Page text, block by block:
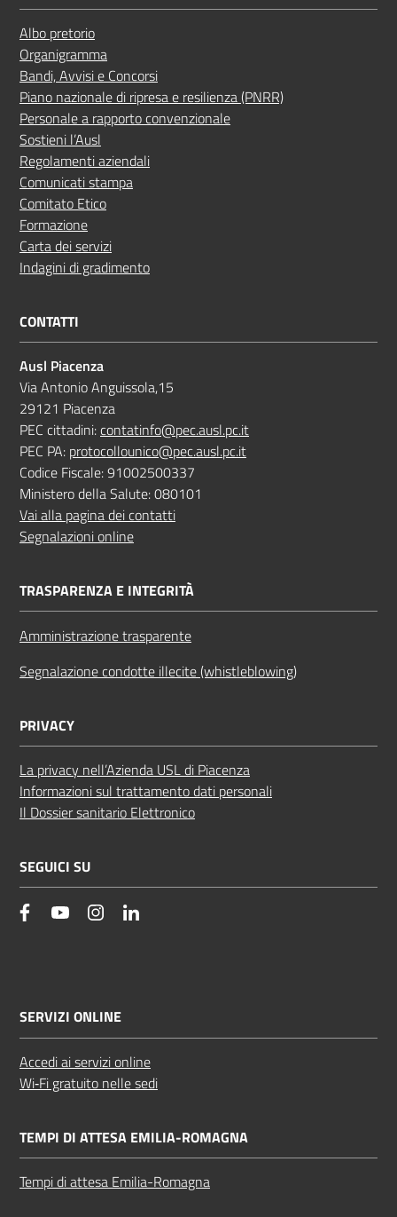
Albo pretorio
Organigramma
Bandi, Avvisi e Concorsi
Piano nazionale di ripresa e resilienza (PNRR)
Personale a rapporto convenzionale
Sostieni l’Ausl
Regolamenti aziendali
Comunicati stampa
Comitato Etico
Formazione
Carta dei servizi
Indagini di gradimento
CONTATTI
Ausl Piacenza
Via Antonio Anguissola,15
29121 Piacenza
PEC cittadini:contatinfo@pec.ausl.pc.it
PEC PA: protocollounico@pec.ausl.pc.it
Codice Fiscale: 91002500337
Ministero della Salute: 080101
Vai alla pagina dei contatti
Segnalazioni online
TRASPARENZA E INTEGRITÀ
Amministrazione trasparente
Segnalazione condotte illecite (whistleblowing)
PRIVACY
La privacy nell’Azienda USL di Piacenza
Informazioni sul trattamento dati personali
Il Dossier sanitario Elettronico
SEGUICI SU
facebookYouTube Instagram
SERVIZI ONLINE
Accedi ai servizi online
Wi‑Fi gratuito nelle sedi
TEMPI DI ATTESA EMILIA-ROMAGNA
Tempi di attesa Emilia-Romagna